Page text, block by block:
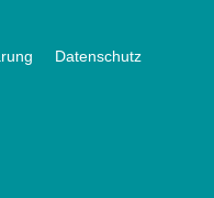
Datenschutz